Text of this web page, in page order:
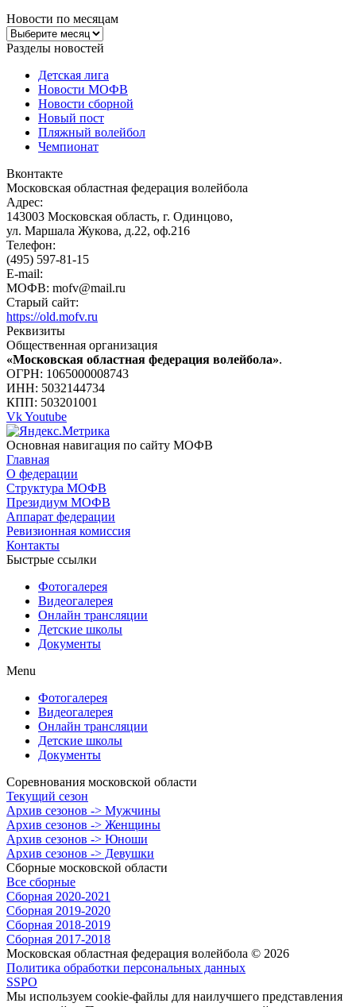
Новости по месяцам
Новости
по
Разделы новостей
Детская лига
Новости МОФВ
Новости сборной
Новый пост
Пляжный волейбол
Чемпионат
Вконтакте
Московская областная федерация волейбола
Адрес:
143003 Московская область, г. Одинцово,
ул. Маршала Жукова, д.22, оф.216
Телефон:
(495) 597-81-15
E-mail:
МОФВ: mofv@mail.ru
Старый сайт:
https://old.mofv.ru
Реквизиты
Общественная организация
«Московская областная федерация волейбола».
ОГРН: 1065000008743
ИНН: 5032144734
КПП: 503201001
VkYoutube
Основная навигация по сайту МОФВ
Главная
О федерации
Структура МОФВ
Президиум МОФВ
Аппарат федерации
Ревизионная комиссия
Контакты
Быстрые ссылки
Фотогалерея
Видеогалерея
Онлайн трансляции
Детские школы
Документы
Menu
Фотогалерея
Видеогалерея
Онлайн трансляции
Детские школы
Документы
Соревнования московской области
Текущий сезон
Архив сезонов -> Мужчины
Архив сезонов -> Женщины
Архив сезонов -> Юноши
Архив сезонов -> Девушки
Сборные московской области
Все сборные
Сборная 2020-2021
Сборная 2019-2020
Сборная 2018-2019
Сборная 2017-2018
Московская областная федерация волейбола © 2026
Политика обработки персональных данных
SSPO
Мы используем cookie-файлы для наилучшего представления